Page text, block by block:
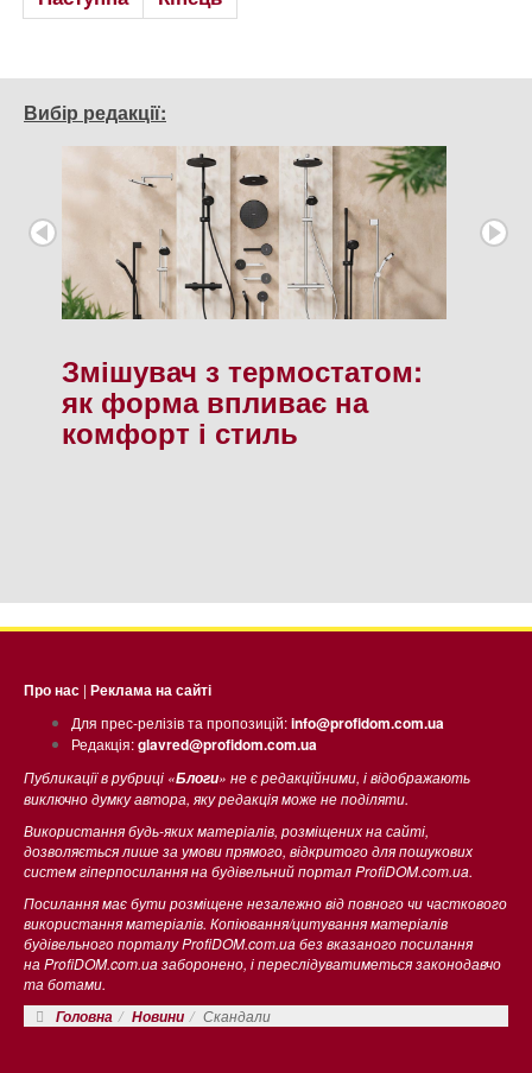
Вибір редакції:
Змішувач з термостатом:
як форма впливає на
комфорт і стиль
Про нас | Реклама на сайті
Для прес-релізів та пропозицій:info@profidom.com.ua
Редакція:glavred@profidom.com.ua
Публикації в рубриці «Блоги» не є редакційними, і відображають
виключно думку автора, яку редакція може не поділяти.
Використання будь-яких матеріалів, розміщених на сайті,
дозволяється лише за умови прямого, відкритого для пошукових
систем гіперпосилання на будівельний портал ProfiDOM.com.ua.
Посилання має бути розміщене незалежно від повного чи часткового
використання матеріалів. Копіювання/цитування матеріалів
будівельного порталу ProfiDOM.com.ua без вказаного посилання
на ProfiDOM.com.ua заборонено, і переслідуватиметься законодавчо
та ботами.
Головна
Новини Скандали